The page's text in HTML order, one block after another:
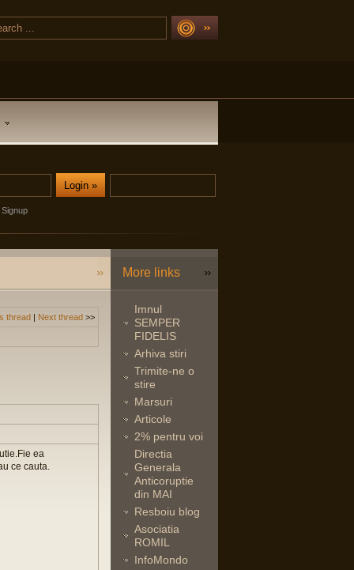
Signup
thread | Next thread >>
ea
ce cauta.
More links
Imnul
SEMPER
FIDELIS
Arhiva stiri
Trimite-ne o
stire
Marsuri
Articole
2% pentru voi
Directia
Generala
Anticoruptie
din MAI
Resboiu blog
Asociatia
ROMIL
InfoMondo